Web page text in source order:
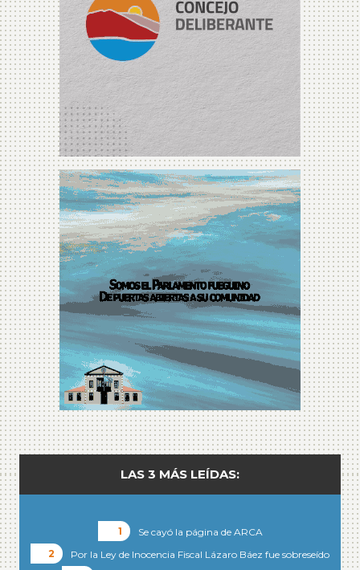
LAS 3 MÁS LEÍDAS:
Se cayó la página de ARCA
Por la Ley de Inocencia Fiscal Lázaro Báez fue sobreseído